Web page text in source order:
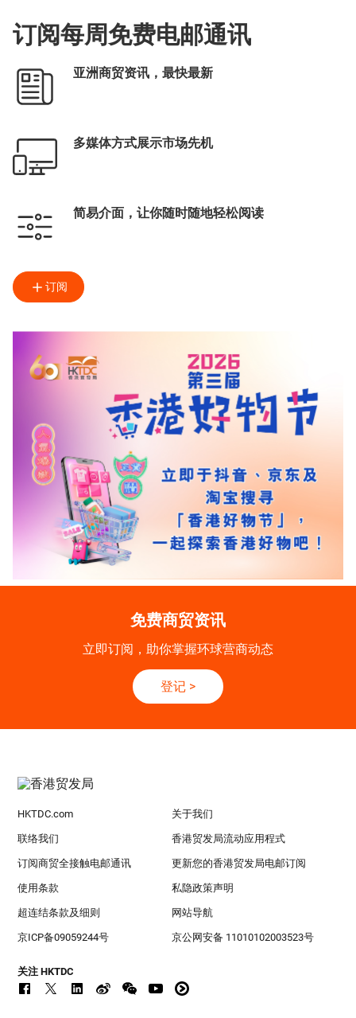
订阅每周免费电邮通讯
亚洲商贸资讯，最快最新
多媒体方式展示市场先机
简易介面，让你随时随地轻松阅读
订阅
免费商贸资讯
立即订阅，助你掌握环球营商动态
登记 >
HKTDC.com 关于我们
联络我们 香港贸发局流动应用程式
订阅商贸全接触电邮通讯 更新您的香港贸发局电邮订阅
使用条款 私隐政策声明
超连结条款及细则 网站导航
京ICP备09059244号 京公网安备 11010102003523号
关注 HKTDC